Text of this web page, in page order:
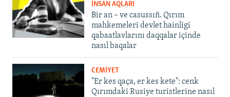
İNSAN AQLARI
Bir an – ve casussıñ. Qırım
mahkemeleri devlet hainligi
qabaatlavlarını daqqalar içinde
nasıl baqalar
CEMİYET
"Er kes qaça, er kes kete": cenk
Qırımdaki Rusiye turistlerine nasıl